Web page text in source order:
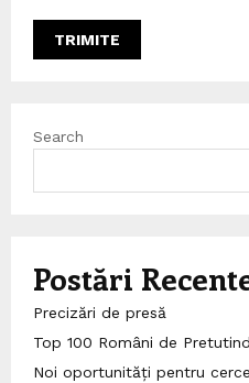
Search
Postări
Precizări de presă
Top 100 Români de
Noi oportunități pentru